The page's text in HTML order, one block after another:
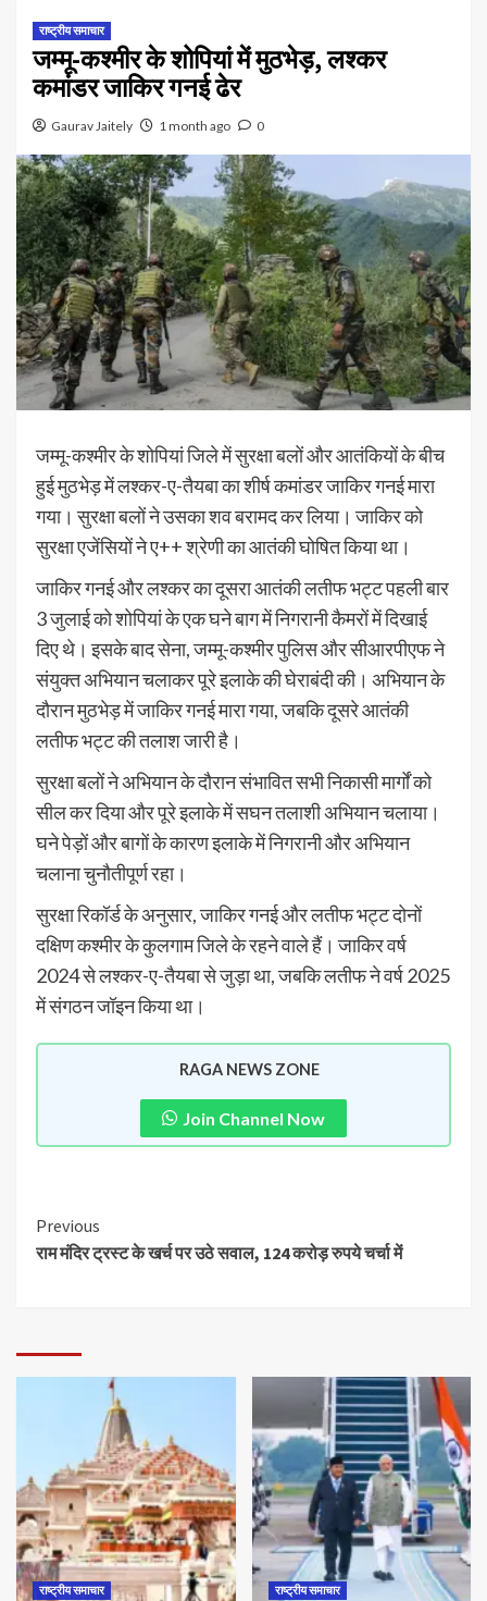
राष्ट्रीय समाचार
जम्मू-कश्मीर के शोपियां में मुठभेड़, लश्कर
कमांडर जाकिर गनई ढेर
Gaurav Jaitely 1 month ago 0
जम्मू-कश्मीर के शोपियां जिले में सुरक्षा बलों और आतंकियों के बीच
हुई मुठभेड़ में लश्कर-ए-तैयबा का शीर्ष कमांडर जाकिर गनई मारा
गया। सुरक्षा बलों ने उसका शव बरामद कर लिया। जाकिर को
सुरक्षा एजेंसियों ने ए++ श्रेणी का आतंकी घोषित किया था।
जाकिर गनई और लश्कर का दूसरा आतंकी लतीफ भट्ट पहली बार
3 जुलाई को शोपियां के एक घने बाग में निगरानी कैमरों में दिखाई
दिए थे। इसके बाद सेना, जम्मू-कश्मीर पुलिस और सीआरपीएफ ने
संयुक्त अभियान चलाकर पूरे इलाके की घेराबंदी की। अभियान के
दौरान मुठभेड़ में जाकिर गनई मारा गया, जबकि दूसरे आतंकी
लतीफ भट्ट की तलाश जारी है।
सुरक्षा बलों ने अभियान के दौरान संभावित सभी निकासी मार्गों को
सील कर दिया और पूरे इलाके में सघन तलाशी अभियान चलाया।
घने पेड़ों और बागों के कारण इलाके में निगरानी और अभियान
चलाना चुनौतीपूर्ण रहा।
सुरक्षा रिकॉर्ड के अनुसार, जाकिर गनई और लतीफ भट्ट दोनों
दक्षिण कश्मीर के कुलगाम जिले के रहने वाले हैं। जाकिर वर्ष
2024 से लश्कर-ए-तैयबा से जुड़ा था, जबकि लतीफ ने वर्ष 2025
में संगठन जॉइन किया था।
RAGA NEWS ZONE
Join Channel Now
Previous
राम मंदिर ट्रस्ट के खर्च पर उठे सवाल, 124 करोड़ रुपये चर्चा में
राष्ट्रीय समाचार राष्ट्रीय समाचार